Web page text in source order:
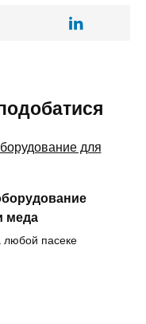
меда
любой пасеке